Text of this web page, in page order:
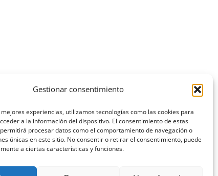
Gestionar consentimiento
experiencias, utilizamos tecnologías como las cookies para
a la información del dispositivo. El consentimiento de estas
procesar datos como el comportamiento de navegación o
únicas en este sitio. No consentir o retirar el consentimiento, puede
a ciertas características y funciones.